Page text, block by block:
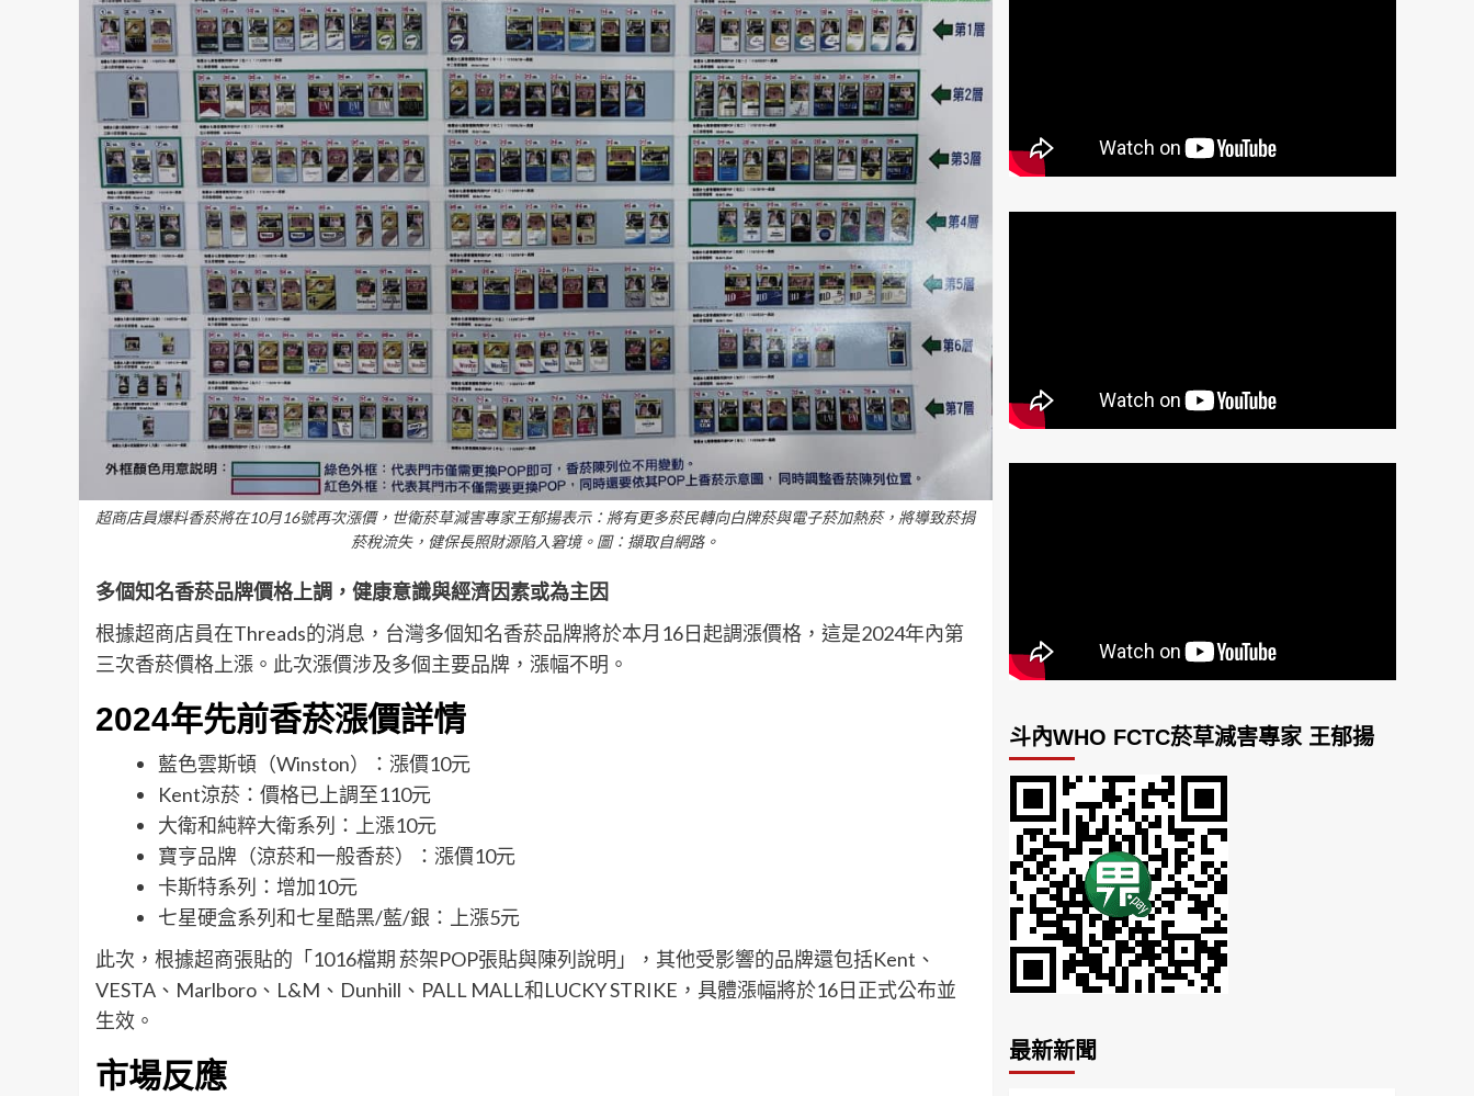
超商店員爆料香菸將在10月16號再次漲價，世衛菸草減害專家王郁揚表示：將有更多菸民轉向白牌菸與電子菸加熱菸，將導致菸捐
菸稅流失，健保長照財源陷入窘境。圖：擷取自網路。
多個知名香菸品牌價格上調，健康意識與經濟因素或為主因
根據超商店員在Threads的消息，台灣多個知名香菸品牌將於本月16日起調漲價格，這是2024年內第
三次香菸價格上漲。此次漲價涉及多個主要品牌，漲幅不明。
2024年先前香菸漲價詳情
藍色雲斯頓（Winston）：漲價10元
Kent涼菸：價格已上調至110元
大衛和純粹大衛系列：上漲10元
寶亨品牌（涼菸和一般香菸）：漲價10元
卡斯特系列：增加10元
七星硬盒系列和七星酷黑/藍/銀：上漲5元
此次，根據超商張貼的「1016檔期 菸架POP張貼與陳列說明」，其他受影響的品牌還包括Kent、
VESTA、Marlboro、L&M、Dunhill、PALL MALL和LUCKY STRIKE，具體漲幅將於16日正式公布並
生效。
市場反應
斗內WHO FCTC菸草減害專家 王郁揚
最新新聞